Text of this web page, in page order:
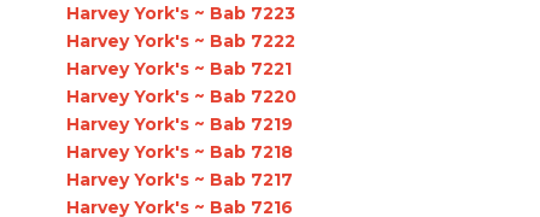
Harvey York's ~ Bab 7223
Harvey York's ~ Bab 7222
Harvey York's ~ Bab 7221
Harvey York's ~ Bab 7220
Harvey York's ~ Bab 7219
Harvey York's ~ Bab 7218
Harvey York's ~ Bab 7217
Harvey York's ~ Bab 7216